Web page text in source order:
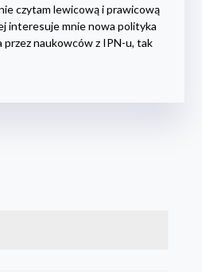
czytam lewicową i prawicową
interesuje mnie nowa polityka
przez naukowców z IPN-u, tak